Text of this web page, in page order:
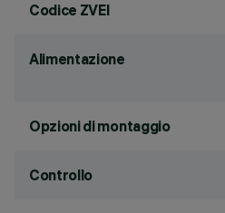
Codice ZVEI
Alimentazione
Opzioni di montaggio
Controllo